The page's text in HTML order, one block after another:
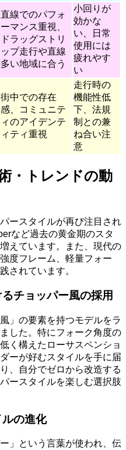
直線でのパフォ
ーマンス重視、
ドラッグストリ
ップ走行や直線
多い地域に合う
小回りが
効かな
い、日常
使用には
疲れやす
い
街中での存在
感、コミュニテ
ィのアイデンテ
ィティ重視
走行時の
機能性低
下、法規
制との兼
ね合い注
意
・トレンドの動
ースタイルが再び注目され
など過去の黄金期のスタ
えています。また、現代の
度フレーム、軽量フォー
されています。
チョッパー風の採用
」の要素を持つモデルをラ
した。特にフォーク角度の
く構えたローサスペンショ
ーが好むスタイルを手に届
、自分でゼロから改造する
ースタイルを楽しむ選択肢
の進化
」という言葉が使われ、伝